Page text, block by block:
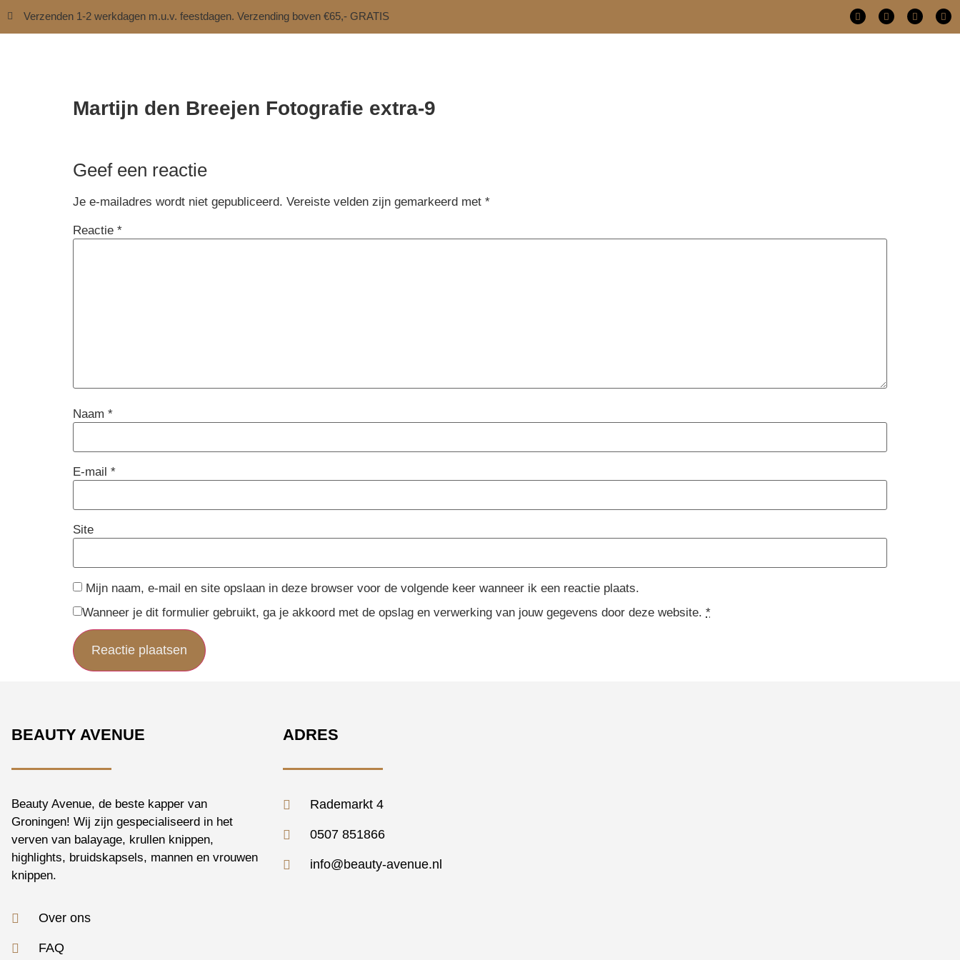
Verzenden 1-2 werkdagen m.u.v. feestdagen. Verzending boven €65,- GRATIS
Martijn den Breejen Fotografie extra-9
Geef een reactie
Je e-mailadres wordt niet gepubliceerd. Vereiste velden zijn gemarkeerd met *
Reactie *
Naam *
E-mail *
Site
Mijn naam, e-mail en site opslaan in deze browser voor de volgende keer wanneer ik een reactie plaats.
Wanneer je dit formulier gebruikt, ga je akkoord met de opslag en verwerking van jouw gegevens door deze website. *
BEAUTY AVENUE
Beauty Avenue, de beste kapper van
Groningen! Wij zijn gespecialiseerd in het
verven van balayage, krullen knippen,
highlights, bruidskapsels, mannen en vrouwen
knippen.
Over ons
FAQ
ADRES
Rademarkt 4
0507 851866
info@beauty-avenue.nl